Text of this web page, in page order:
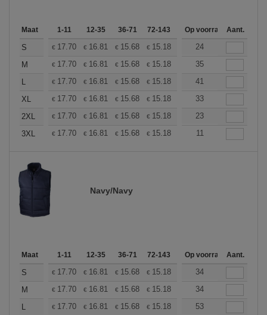
Maat 1-11 12-35 36-71 72-143 144-287 288 + Meer
Op voorraadAant.
S € 17.70 € 16.81 € 15.68 € 15.18 14.42
24
M
€ 17.70 € 16.81 € 15.68 € 15.18 14.42
35
L
€ 17.70 € 16.81 € 15.68 € 15.18 14.42
41
XL
€ 17.70 € 16.81 € 15.68 € 15.18 14.42
33
2XL
€ 17.70 € 16.81 € 15.68 € 15.18 14.42
23
3XL
€ 17.70 € 16.81 € 15.68 € 15.18 14.42
11
Navy/Navy
Maat 1-11 12-35 36-71 72-143 144-287 288 + Meer
Op voorraadAant.
S € 17.70 € 16.81 € 15.68 € 15.18 14.42
34
M
€ 17.70 € 16.81 € 15.68 € 15.18 14.42
34
L
€ 17.70 € 16.81 € 15.68 € 15.18 14.42
53